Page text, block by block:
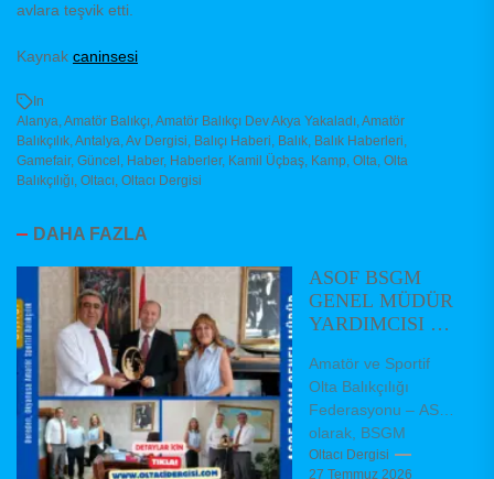
avlara teşvik etti.
Kaynak caninsesi
In
Alanya,Amatör Balıkçı,Amatör Balıkçı Dev Akya Yakaladı,Amatör
Balıkçılık,Antalya,Av Dergisi, Balıçı Haberi, Balık, Balık Haberleri,
Gamefair, Güncel , Haber, Haberler, Kamil Üçbaş, Kamp, Olta, Olta
Balıkçılığı, Oltacı, Oltacı Dergisi
DAHA FAZLA
ASOF BSGM
GENEL MÜDÜR
YARDIMCISI VE
BAŞKANLARINI
ZİYARET ETTİ
Amatör ve Sportif
Olta Balıkçılığı
Federasyonu – ASOF
olarak, BSGM
Balıkçılık ve Su
Oltacı Dergisi
27 Temmuz 2026